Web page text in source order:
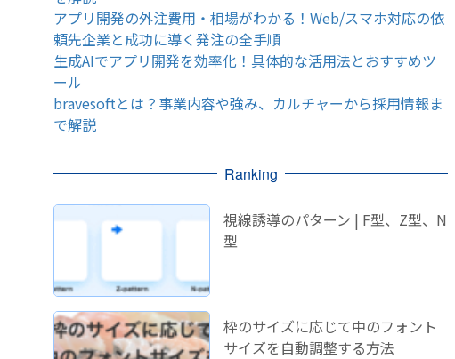
アプリ開発の外注費用・相場がわかる！Web/スマホ対応の依
頼先企業と成功に導く発注の全手順
生成AIでアプリ開発を効率化！具体的な活用法とおすすめツ
ール
bravesoftとは？事業内容や強み、カルチャーから採用情報ま
で解説
Ranking
視線誘導のパターン | F型、Z型、N
型
枠のサイズに応じて中のフォント
サイズを自動調整する方法